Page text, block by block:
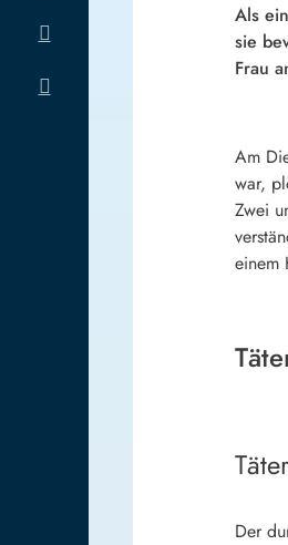
Als
sie
Frau
Am
war,
Zwei
einem
Der